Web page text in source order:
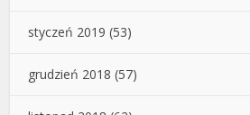
styczeń 2019 (53)
grudzień 2018 (57)